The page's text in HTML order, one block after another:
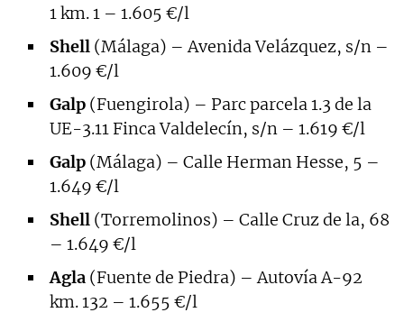
1 km. 1 – 1.605 €/l
Shell (Málaga) – Avenida Velázquez, s/n –
1.609 €/l
Galp (Fuengirola) – Parc parcela 1.3 de la
UE-3.11 Finca Valdelecín, s/n – 1.619 €/l
Galp (Málaga) – Calle Herman Hesse, 5 –
1.649 €/l
Shell (Torremolinos) – Calle Cruz de la, 68
– 1.649 €/l
Agla (Fuente de Piedra) – Autovía A-92
km. 132 – 1.655 €/l